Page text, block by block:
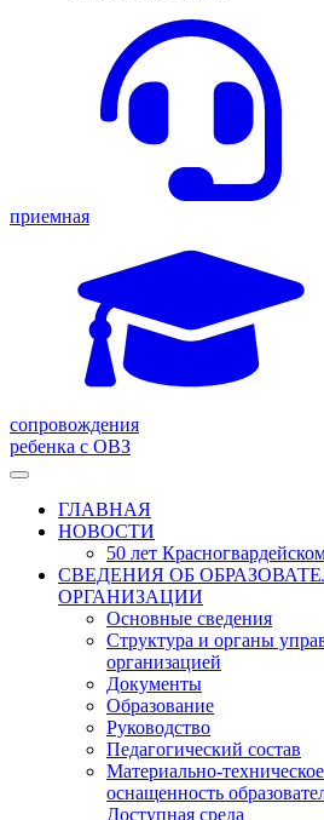
приемная
сопровождения
ребенка с ОВЗ
ГЛАВНАЯ
НОВОСТИ
50 лет
СВЕДЕНИЯ ОБ
ОРГАНИЗАЦИИ
Основные сведения
Структура и органы
организацией
Документы
Образование
Руководство
Педагогический состав
Материально-
оснащенность
Доступная среда